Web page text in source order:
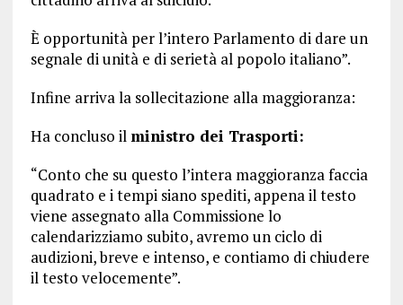
È opportunità per l’intero Parlamento di dare un
segnale di unità e di serietà al popolo italiano”.
Infine arriva la sollecitazione alla maggioranza:
Ha concluso il ministro dei Trasporti:
“Conto che su questo l’intera maggioranza faccia
quadrato e i tempi siano spediti, appena il testo
viene assegnato alla Commissione lo
calendarizziamo subito, avremo un ciclo di
audizioni, breve e intenso, e contiamo di chiudere
il testo velocemente”.